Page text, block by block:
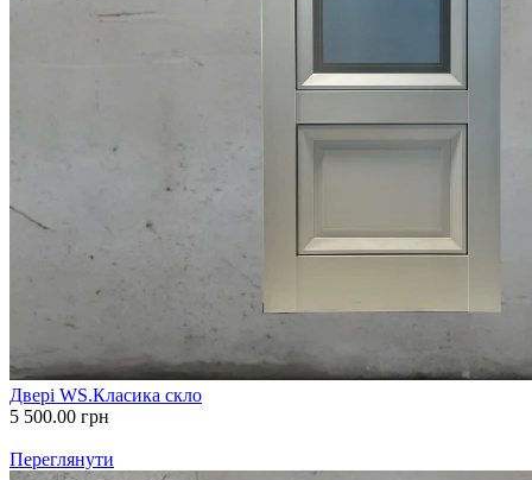
Двері WS.Класика скло
5 500.00 грн
Переглянути